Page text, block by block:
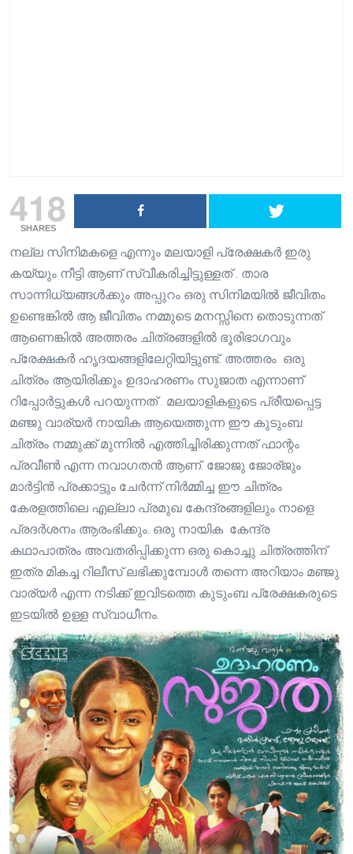
418
SHARES
നല്ല സിനിമകളെ എന്നും മലയാളി പ്രേക്ഷകർ ഇരു
കയ്യും നീട്ടി ആണ് സ്വീകരിച്ചിട്ടുള്ളത് . താര
സാന്നിധ്യങ്ങൾക്കും അപ്പുറം ഒരു സിനിമയിൽ ജീവിതം
ഉണ്ടെങ്കിൽ ആ ജീവിതം നമ്മുടെ മനസ്സിനെ തൊടുന്നത്
ആണെങ്കിൽ അത്തരം ചിത്രങ്ങളിൽ ഭൂരിഭാഗവും
പ്രേക്ഷകർ ഹൃദയങ്ങളിലേറ്റിയിട്ടുണ്ട്. അത്തരം ഒരു
ചിത്രം ആയിരിക്കും ഉദാഹരണം സുജാത എന്നാണ്
റിപ്പോർട്ടുകൾ പറയുന്നത് . മലയാളികളുടെ പ്രീയപ്പെട്ട
മഞ്ജു വാര്യർ നായിക ആയെത്തുന്ന ഈ കുടുംബ
ചിത്രം നമ്മുക്ക് മുന്നിൽ എത്തിച്ചിരിക്കുന്നത് ഫാന്റം
പ്രവീൺ എന്ന നവാഗതൻ ആണ്. ജോജു ജോര്ജും
മാർട്ടിൻ പ്രക്കാട്ടും ചേർന്ന് നിർമ്മിച്ച ഈ ചിത്രം
കേരളത്തിലെ എല്ലാ പ്രമുഖ കേന്ദ്രങ്ങളിലും നാളെ
പ്രദർശനം ആരംഭിക്കും. ഒരു നായിക കേന്ദ്ര
കഥാപാത്രം അവതരിപ്പിക്കുന്ന ഒരു കൊച്ചു ചിത്രത്തിന്
ഇത്ര മികച്ച റിലീസ് ലഭിക്കുമ്പോൾ തന്നെ അറിയാം മഞ്ജു
വാര്യർ എന്ന നടിക്ക് ഇവിടത്തെ കുടുംബ പ്രേക്ഷകരുടെ
ഇടയിൽ ഉള്ള സ്വാധീനം.